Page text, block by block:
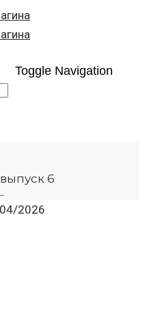
Toggle Navigation
6
2026